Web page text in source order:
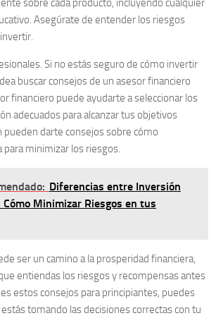
sobre cada producto, incluyendo cualquier
Asegúrate de entender los riesgos
. Si no estás seguro de cómo invertir
buscar consejos de un asesor financiero
financiero puede ayudarte a seleccionar los
adecuados para alcanzar tus objetivos
pueden darte consejos sobre cómo
para minimizar los riesgos.
Diferencias entre Inversión
Minimizar Riesgos en tus
ser un camino a la prosperidad financiera,
entiendas los riesgos y recompensas antes
estos consejos para principiantes, puedes
tomando las decisiones correctas con tu